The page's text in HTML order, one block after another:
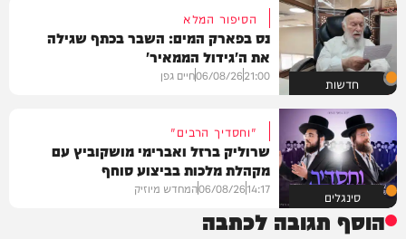
חדשות
הסיפור המלא
נס בפארק המים: השבר בכתף שגילה
את ה'גידול הממאיר'
21:00
06/08/26חיים גפן
סינגלים
"וחסדיך הרבים"
שרוליק ברזל ואברימי מושקוביץ עם
מקהלת מלכות בביצוע סוחף
14:17
06/08/26המחדש מיוזיק
הוסף תגובה לכתבה